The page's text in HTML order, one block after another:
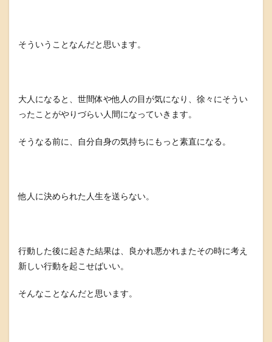
そういうことなんだと思います。
大人になると、世間体や他人の目が気になり、徐々にそうい
ったことがやりづらい人間になっていきます。
そうなる前に、自分自身の気持ちにもっと素直になる。
他人に決められた人生を送らない。
行動した後に起きた結果は、良かれ悪かれまたその時に考え
新しい行動を起こせばいい。
そんなことなんだと思います。